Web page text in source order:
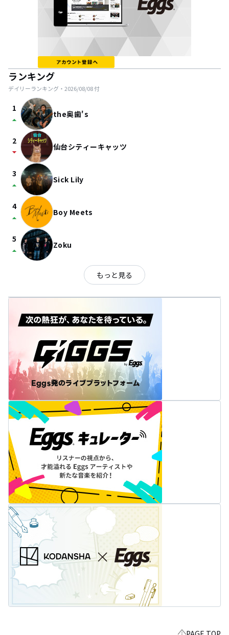
ランキング
デイリーランキング・ 2026/08/08付
1
arrow_drop_up the奥歯's
2
arrow_drop_down 仙台シティーキャッツ
3
arrow_drop_up Sick Lily
4
arrow_drop_up Boy Meets
5
arrow_drop_up Zoku
もっと見る